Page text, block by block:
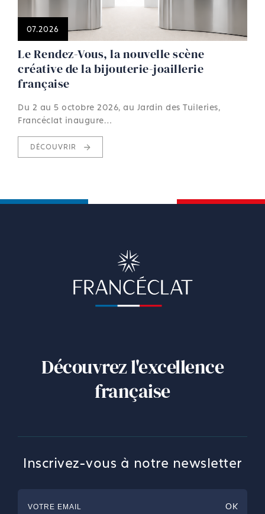
07.2026
Le Rendez-Vous, la nouvelle scène
créative de la bijouterie-joaillerie
française
Du 2 au 5 octobre 2026, au Jardin des Tuileries,
Francéclat inaugure…
DÉCOUVRIR
Découvrez l'excellence
française
Inscrivez-vous à notre newsletter